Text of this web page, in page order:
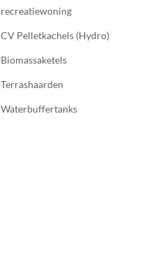
recreatiewoning
CV Pelletkachels (Hydro)
Biomassaketels
Terrashaarden
Waterbuffertanks